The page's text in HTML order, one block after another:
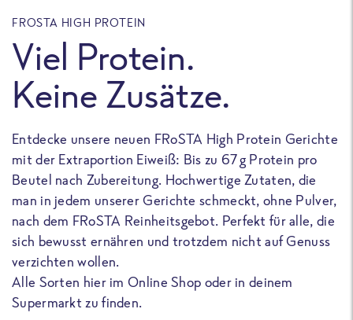
FROSTA HIGH PROTEIN
Viel Protein.
Keine Zusätze.
Entdecke unsere neuen FRoSTA High Protein Gerichte
mit der Extraportion Eiweiß: Bis zu 67 g Protein pro
Beutel nach Zubereitung. Hochwertige Zutaten, die
man in jedem unserer Gerichte schmeckt, ohne Pulver,
nach dem FRoSTA Reinheitsgebot. Perfekt für alle, die
sich bewusst ernähren und trotzdem nicht auf Genuss
verzichten wollen.
Alle Sorten hier im Online Shop oder in deinem
Supermarkt zu finden.